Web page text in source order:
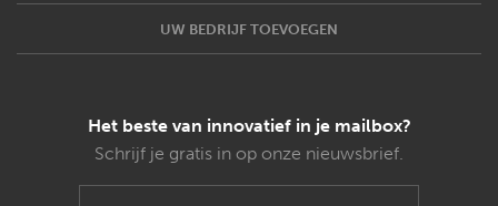
UW BEDRIJF TOEVOEGEN
Het beste van innovatief in je mailbox?
Schrijf je gratis in op onze nieuwsbrief.